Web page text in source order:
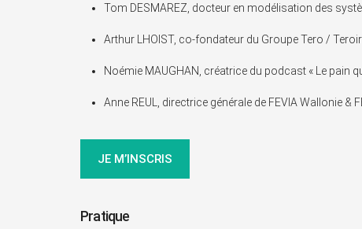
Tom DESMAREZ, docteur en modélisation des
Arthur LHOIST, co-fondateur du Groupe Tero / Teroir
Noémie MAUGHAN, créatrice du podcast « Le pain
Anne REUL, directrice générale de FEVIA Wallonie &
JE M’INSCRIS
Pratique